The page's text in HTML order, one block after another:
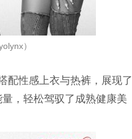
）
配性感上衣与热裤，展现了
，轻松驾驭了成熟健康美